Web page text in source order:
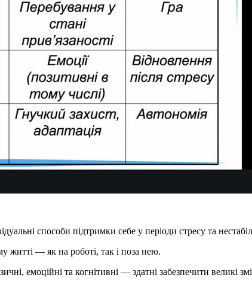
способи підтримки себе у періоди стресу та
житті — як на роботі, так і поза нею.
емоційні та когнітивні — здатні забезпечити великі